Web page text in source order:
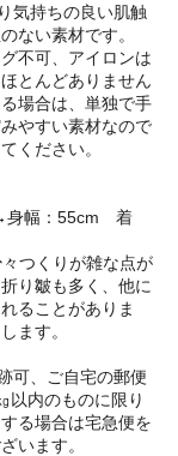
気持ちの良い肌触
ない素材です。
不可、アイロンは
とんどありません
場合は、単独で手
やすい素材なので
ください。
身幅：55cm 着
つくりが雑な点が
り皺も多く、他に
ることがありま
ます。
可、ご自宅の郵便
以内のものに限り
る場合は宅急便を
います。